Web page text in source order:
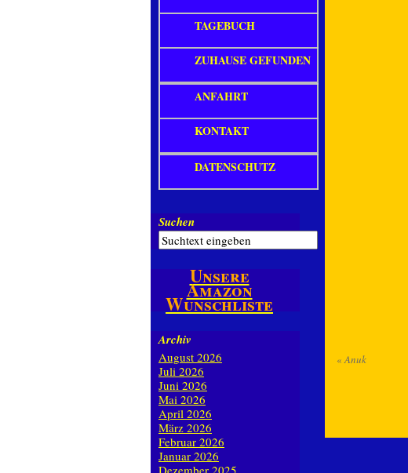
«Anuk
TAGEBUCH
ZUHAUSE GEFUNDEN
ANFAHRT
KONTAKT
DATENSCHUTZ
Suchen
Unsere
Amazon
Wunschliste
Archiv
August 2026
Juli 2026
Juni 2026
Mai 2026
April 2026
März 2026
Februar 2026
Januar 2026
Dezember 2025